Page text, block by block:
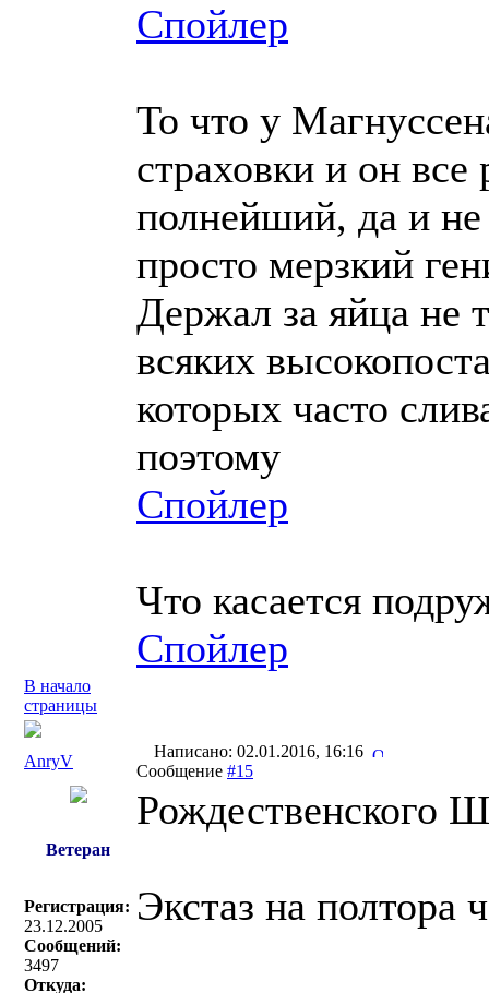
Спойлер
То что у
страховки и он все
полнейший, да и не
просто мерзкий
Держал за яйца не
всяких
которых часто
поэтому
Спойлер
Что касается
Спойлер
В начало
страницы
AnryV
Написано: 02.01.2016, 16:16
Сообщение #15
Ветеран
Регистрация:
23.12.2005
Сообщений:
3497
Откуда:
Рождественского
Экстаз на полтора